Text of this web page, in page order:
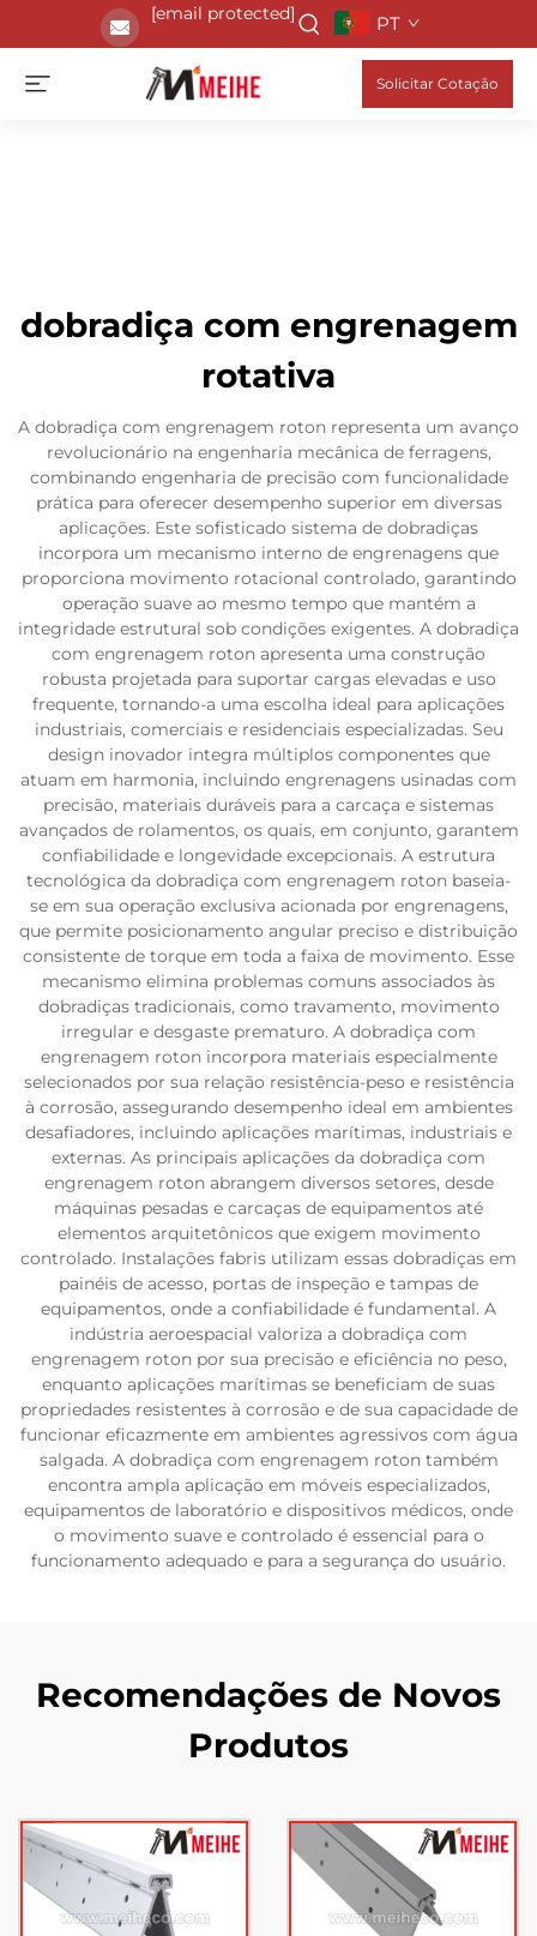
[email protected] PT
Solicitar Cotação
dobradiça com engrenagem
rotativa
A dobradiça com engrenagem roton representa um avanço
revolucionário na engenharia mecânica de ferragens,
combinando engenharia de precisão com funcionalidade
prática para oferecer desempenho superior em diversas
aplicações. Este sofisticado sistema de dobradiças
incorpora um mecanismo interno de engrenagens que
proporciona movimento rotacional controlado, garantindo
operação suave ao mesmo tempo que mantém a
integridade estrutural sob condições exigentes. A dobradiça
com engrenagem roton apresenta uma construção
robusta projetada para suportar cargas elevadas e uso
frequente, tornando-a uma escolha ideal para aplicações
industriais, comerciais e residenciais especializadas. Seu
design inovador integra múltiplos componentes que
atuam em harmonia, incluindo engrenagens usinadas com
precisão, materiais duráveis para a carcaça e sistemas
avançados de rolamentos, os quais, em conjunto, garantem
confiabilidade e longevidade excepcionais. A estrutura
tecnológica da dobradiça com engrenagem roton baseia-
se em sua operação exclusiva acionada por engrenagens,
que permite posicionamento angular preciso e distribuição
consistente de torque em toda a faixa de movimento. Esse
mecanismo elimina problemas comuns associados às
dobradiças tradicionais, como travamento, movimento
irregular e desgaste prematuro. A dobradiça com
engrenagem roton incorpora materiais especialmente
selecionados por sua relação resistência-peso e resistência
à corrosão, assegurando desempenho ideal em ambientes
desafiadores, incluindo aplicações marítimas, industriais e
externas. As principais aplicações da dobradiça com
engrenagem roton abrangem diversos setores, desde
máquinas pesadas e carcaças de equipamentos até
elementos arquitetônicos que exigem movimento
controlado. Instalações fabris utilizam essas dobradiças em
painéis de acesso, portas de inspeção e tampas de
equipamentos, onde a confiabilidade é fundamental. A
indústria aeroespacial valoriza a dobradiça com
engrenagem roton por sua precisão e eficiência no peso,
enquanto aplicações marítimas se beneficiam de suas
propriedades resistentes à corrosão e de sua capacidade de
funcionar eficazmente em ambientes agressivos com água
salgada. A dobradiça com engrenagem roton também
encontra ampla aplicação em móveis especializados,
equipamentos de laboratório e dispositivos médicos, onde
o movimento suave e controlado é essencial para o
funcionamento adequado e para a segurança do usuário.
Recomendações de Novos
Produtos